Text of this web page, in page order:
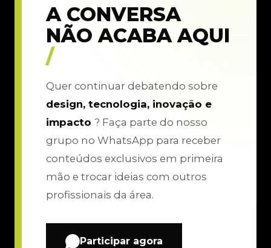
A CONVERSA
NÃO ACABA AQUI
/
Quer continuar debatendo sobre
design, tecnologia, inovação e
impacto ? Faça parte do nosso
grupo no WhatsApp para receber
conteúdos exclusivos em primeira
mão e trocar ideias com outros
profissionais da área.
Participar agora